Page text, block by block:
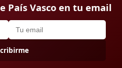
País Vasco en tu email